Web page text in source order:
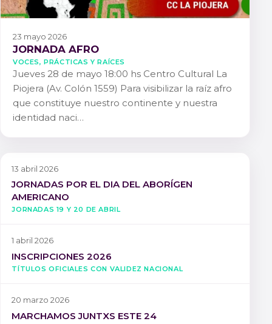
23 mayo 2026
JORNADA AFRO
Voces, Prácticas y Raíces
Jueves 28 de mayo 18:00 hs Centro Cultural La
Piojera (Av. Colón 1559) Para visibilizar la raíz afro
que constituye nuestro continente y nuestra
identidad naci…
13 abril 2026
JORNADAS POR EL DIA DEL ABORÍGEN
AMERICANO
Jornadas 19 y 20 de Abril
1 abril 2026
INSCRIPCIONES 2026
Títulos oficiales con validez nacional
20 marzo 2026
MARCHAMOS JUNTXS ESTE 24